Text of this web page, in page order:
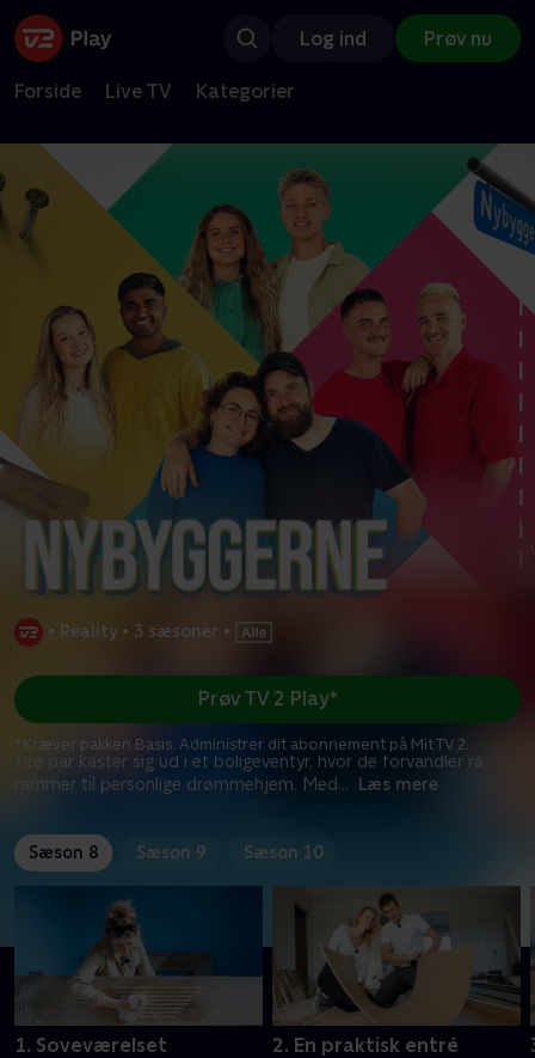
Log ind Prøv nu
Forside Live TV Kategorier
• Reality • 3 sæsoner •
Fire par kaster sig ud i et boligeventyr, hvor de forvandler rå
rammer til personlige drømmehjem. Med... Læs mere
Prøv TV 2 Play*
*Kræver pakken Basis. Administrer dit abonnement på Mit TV 2.
Sæson 8 Sæson 9 Sæson 10
1. Soveværelset 2. En praktisk entré